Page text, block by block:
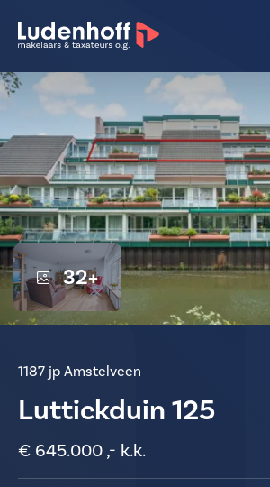
32+
1187 jp Amstelveen
Luttickduin 125
€ 645.000 ,- k.k.